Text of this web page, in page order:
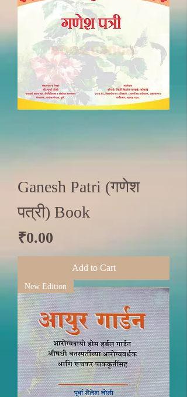
Ganesh Patri (गणेश
पत्री) Book
Price
₹0.00
Add to Cart
New Edition